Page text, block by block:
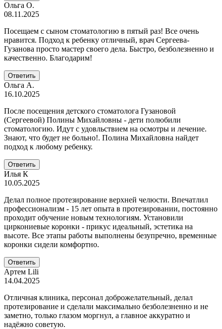
Ольга О.
08.11.2025
Посещаем с сыном стоматологию в пятый раз! Все очень
нравится. Подход к ребенку отличный, врач Сергеева-
Гузанова просто мастер своего дела. Быстро, безболезненно и
качественно. Благодарим!
Ответить
Ольга А.
16.10.2025
После посещения детского стоматолога Гузановой
(Сергеевой) Полины Михайловны - дети полюбили
стоматологию. Идут с удовльствием на осмотры и лечение.
Знают, что будет не больно!. Полина Михайловна найдет
подход к любому ребенку.
Ответить
Илья К
10.05.2025
Делал полное протезирование верхней челюсти. Впечатлил
профессионализм - 15 лет опыта в протезировании, постоянно
проходит обучение новым технологиям. Установили
циркониевые коронки - прикус идеальный, эстетика на
высоте. Все этапы работы выполнены безупречно, временные
коронки сидели комфортно.
Ответить
Артем Lili
14.04.2025
Отличная клиника, персонал доброжелательный, делал
протезирование и сделали максимально безболезненно и не
заметно, только глазом моргнул, а главное аккуратно и
надёжно советую.